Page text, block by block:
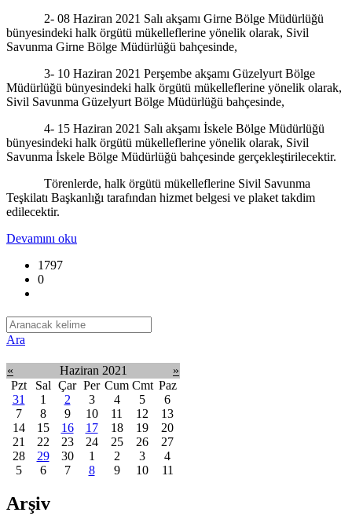
2- 08 Haziran 2021 Salı akşamı Girne Bölge Müdürlüğü
bünyesindeki halk örgütü mükelleflerine yönelik olarak, Sivil
Savunma Girne Bölge Müdürlüğü bahçesinde,
3- 10 Haziran 2021 Perşembe akşamı Güzelyurt Bölge
Müdürlüğü bünyesindeki halk örgütü mükelleflerine yönelik olarak,
Sivil Savunma Güzelyurt Bölge Müdürlüğü bahçesinde,
4- 15 Haziran 2021 Salı akşamı İskele Bölge Müdürlüğü
bünyesindeki halk örgütü mükelleflerine yönelik olarak, Sivil
Savunma İskele Bölge Müdürlüğü bahçesinde gerçekleştirilecektir.
Törenlerde, halk örgütü mükelleflerine Sivil Savunma
Teşkilatı Başkanlığı tarafından hizmet belgesi ve plaket takdim
edilecektir.
Devamını oku
1797
0
Ara
« Haziran 2021
»
Pzt
Sal Çar Per Cum Cmt Paz
31
1 2 3 4 5
6
7
8 9 10 11 12
13
14
15 16 17 18 19
20
21
22 23 24 25 26
27
28
29 30 1 2 3
4
5
6 7 8 9 10 11
Arşiv